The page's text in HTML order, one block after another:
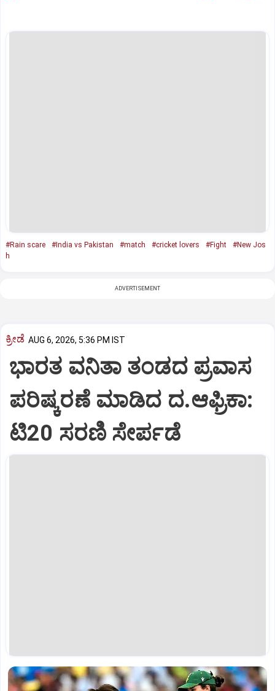
#Rain scare #India vs Pakistan #match #cricket lovers #Fight
#New Jos
h
ADVERTISEMENT
ಕ್ರೀಡೆ AUG 6, 2026, 5:36 PM IST
ಭಾರತ ವನಿತಾ ತಂಡದ ಪ್ರವಾಸ
ಪರಿಷ್ಕರಣೆ ಮಾಡಿದ ದ.ಆಫ್ರಿಕಾ:
ಟಿ20 ಸರಣಿ ಸೇರ್ಪಡೆ